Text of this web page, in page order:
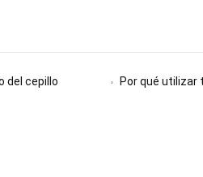
del cepillo Por qué utilizar